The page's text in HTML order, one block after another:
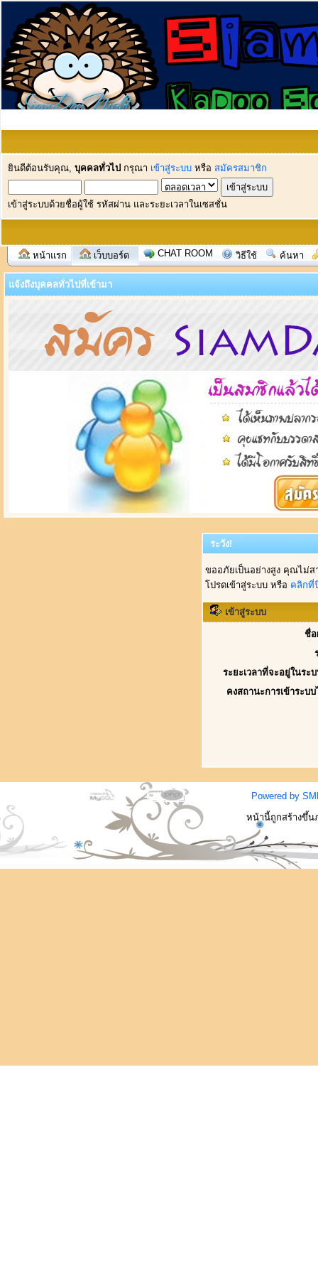
ยินดีต้อนรับคุณ, บุคคลทั่วไป กรุณา เข้าสู่ระบบ หรือ สมัครสมาชิก
เข้าสู่ระบบด้วยชื่อผู้ใช้ รหัสผ่าน และระยะเวลาในเซสชั่น
หน้าแรก เว็บบอร์ด CHAT ROOM วิธีใช้ ค้นหา
แจ้งถึงบุคคลทั่วไปที่เข้ามา
ระวัง!
ขออภัยเป็นอย่างสูง คุณไม่
โปรดเข้าสู่ระบบ หรือ คลิกที่
เข้าสู่ระบบ
ชื่อ
ระยะเวลาที่จะอยู่ในระ
คงสถานะการเข้าระบ
Powered by
หน้านี้ถูกสร้างขึ้น